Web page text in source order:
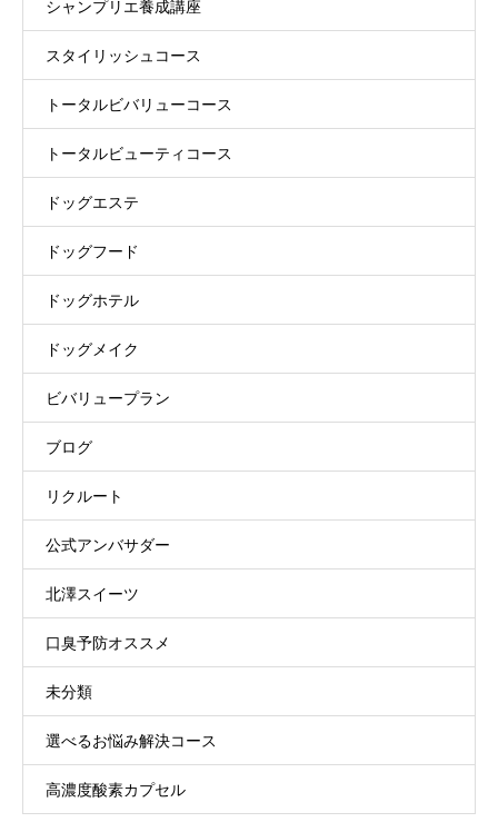
シャンプリエ養成講座
スタイリッシュコース
トータルビバリューコース
トータルビューティコース
ドッグエステ
ドッグフード
ドッグホテル
ドッグメイク
ビバリュープラン
ブログ
リクルート
公式アンバサダー
北澤スイーツ
口臭予防オススメ
未分類
選べるお悩み解決コース
高濃度酸素カプセル